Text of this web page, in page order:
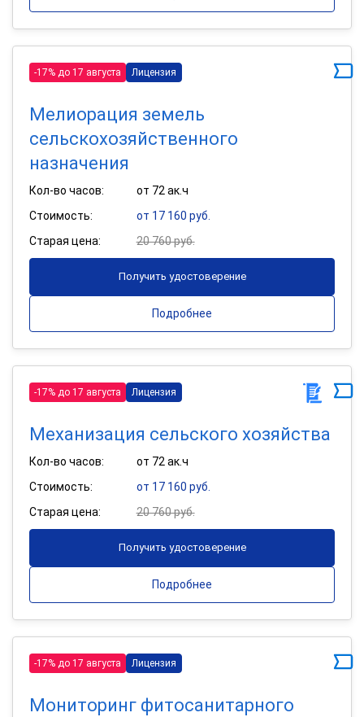
-17% до 17 августа Лицензия
Мелиорация земель
сельскохозяйственного
назначения
Кол-во часов:
от 72 ак.ч
Стоимость:
от 17 160 руб.
Старая цена:
20 760 руб.
Получить удостоверение
Подробнее
-17% до 17 августа Лицензия
Механизация сельского хозяйства
Кол-во часов:
от 72 ак.ч
Стоимость:
от 17 160 руб.
Старая цена:
20 760 руб.
Получить удостоверение
Подробнее
-17% до 17 августа Лицензия
Мониторинг фитосанитарного